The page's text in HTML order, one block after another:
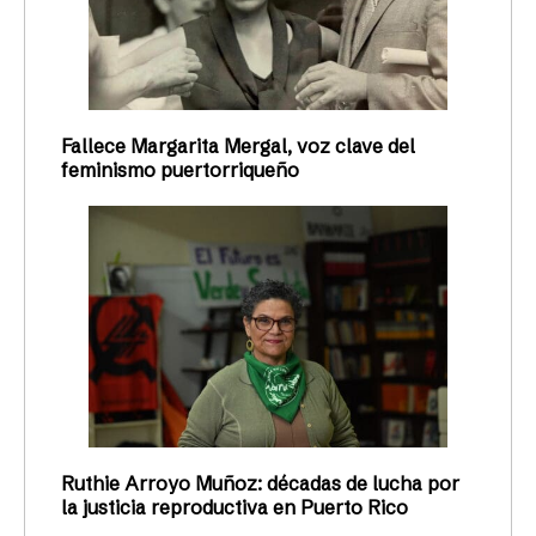
Fallece Margarita Mergal, voz clave del
feminismo puertorriqueño
Ruthie Arroyo Muñoz: décadas de lucha por
la justicia reproductiva en Puerto Rico